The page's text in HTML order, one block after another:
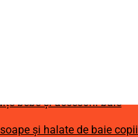
bebe și accesorii baie
și halate de baie copii